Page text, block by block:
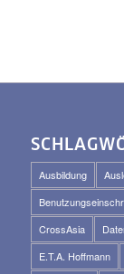
Ausbildung
CrossAsia
E.T.A. Hoffmann